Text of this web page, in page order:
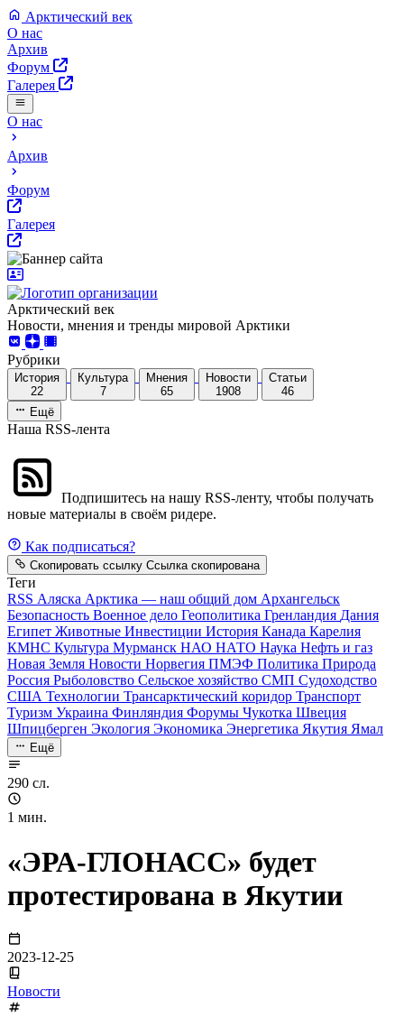
Арктический век
О нас
Архив
Форум
Галерея
О нас
Архив
Форум
Галерея
Арктический век
Новости, мнения и тренды мировой Арктики
Рубрики
История
22
Культура
7
Мнения
65
Новости
1908
Статьи
46
Ещё
Наша RSS-лента
Подпишитесь на нашу RSS-ленту, чтобы получать
новые материалы в своём ридере.
Как подписаться?
Скопировать ссылку Ссылка скопирована
Теги
RSS Аляска Арктика — наш общий дом Архангельск
Безопасность Военное дело Геополитика Гренландия Дания
Египет Животные Инвестиции История Канада Карелия
КМНС Культура Мурманск НАО НАТО Наука Нефть и газ
Новая Земля Новости Норвегия ПМЭФ Политика Природа
Россия Рыболовство Сельское хозяйство СМП Судоходство
США Технологии Трансарктический коридор Транспорт
Туризм Украина Финляндия Форумы Чукотка Швеция
Шпицберген Экология Экономика Энергетика Якутия Ямал
Ещё
290 сл.
1 мин.
«ЭРА-ГЛОНАСС» будет
протестирована в Якутии
2023-12-25
Новости